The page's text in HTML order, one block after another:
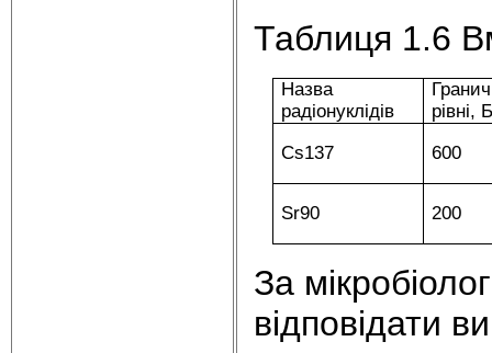
Таблиця 1.6
Назва
радіонуклідів
рівні,
Cs137
600
Sr90 200
За
відповідати